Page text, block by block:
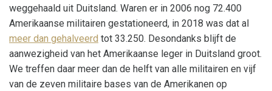
weggehaald uit Duitsland. Waren er in 2006 nog 72.400
Amerikaanse militairen gestationeerd, in 2018 was dat al
meer dan gehalveerd tot 33.250. Desondanks blijft de
aanwezigheid van het Amerikaanse leger in Duitsland groot.
We treffen daar meer dan de helft van alle militairen en vijf
van de zeven militaire bases van de Amerikanen op